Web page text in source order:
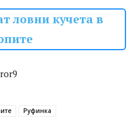
ловни кучета в
Руфинка